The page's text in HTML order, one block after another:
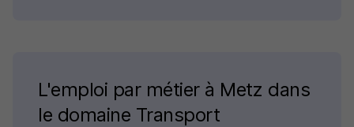
L'emploi par métier à Metz dans
le domaine Transport